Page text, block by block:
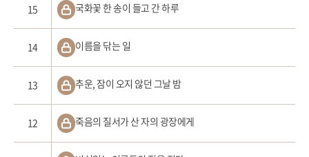
15 국화꽃 한 송이 들고 간 하루
14 이름을 닦는 일
13 추운, 잠이 오지 않던 그날 밤
12 죽음의 질서가 산 자의 광장에게